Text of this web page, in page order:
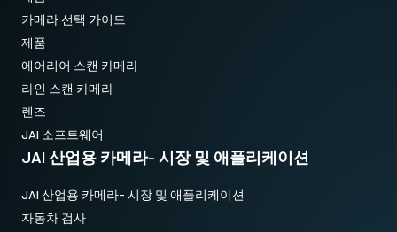
카메라 선택 가이드
제품
에어리어 스캔 카메라
라인 스캔 카메라
렌즈
JAI 소프트웨어
JAI 산업용 카메라- 시장 및 애플리케이션
JAI 산업용 카메라- 시장 및 애플리케이션
자동차 검사